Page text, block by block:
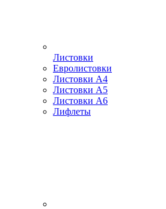
Листовки
Евролистовки
Листовки А4
Листовки А5
Листовки А6
Лифлеты